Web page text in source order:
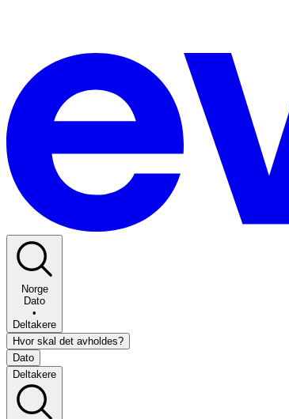
Norge
Dato
•
Deltakere
Hvor skal det avholdes?
Dato
Deltakere